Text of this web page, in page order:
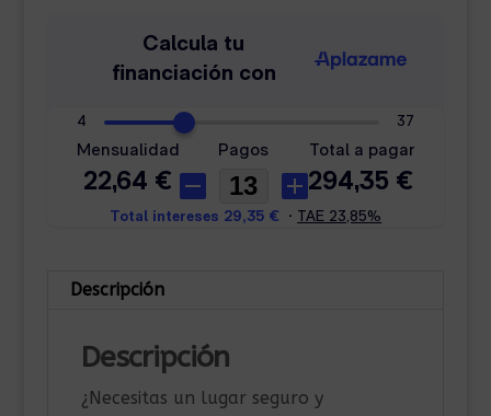
Descripción
Descripción
¿Necesitas un lugar seguro y